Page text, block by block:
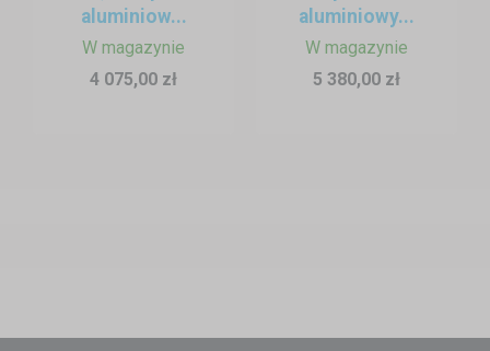
aluminiow...
W magazynie
4 075,00 zł
aluminiowy...
W magazynie
5 380,00 zł